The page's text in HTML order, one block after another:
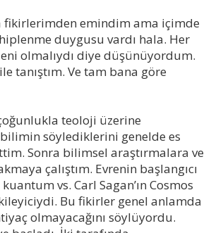
fikirlerimden emindim ama içimde
duygusu vardı hala. Her
olmalıydı diye düşünüyordum.
tanıştım. Ve tam bana göre
teoloji üzerine
söylediklerini genelde es
Sonra bilimsel araştırmalara ve
çalıştım. Evrenin başlangıcı
vs. Carl Sagan’ın Cosmos
Bu fikirler genel anlamda
olmayacağını söylüyordu.